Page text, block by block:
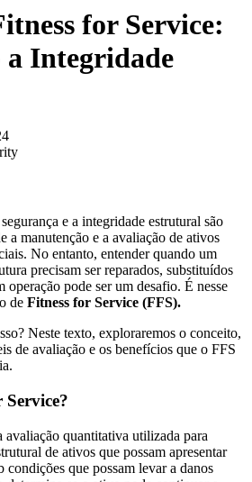
for Service:
Integridade
e a integridade estrutural são
a manutenção e a avaliação de ativos
No entanto, entender quando um
precisam ser reparados, substituídos
operação pode ser um desafio. É nesse
de Fitness for Service (FFS).
Neste texto, exploraremos o conceito,
de avaliação e os benefícios que o FFS
Service?
avaliação quantitativa utilizada para
de ativos que possam apresentar
condições que possam levar a danos